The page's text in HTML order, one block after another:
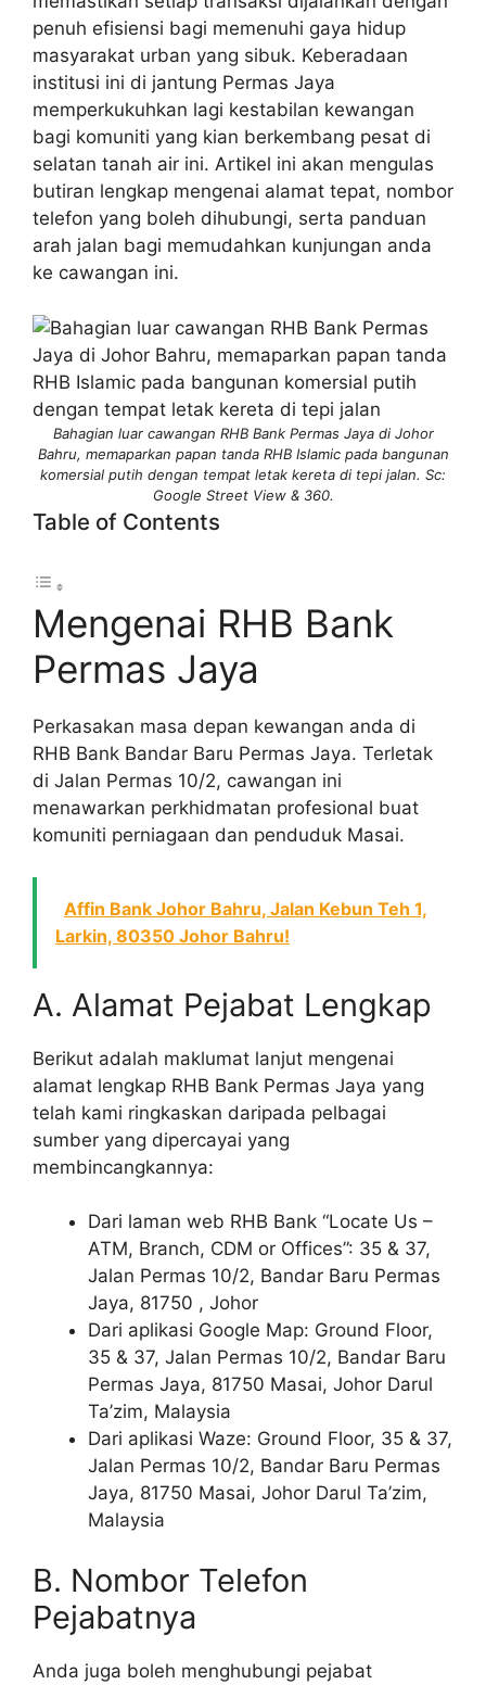
penuh efisiensi bagi memenuhi gaya hidup
masyarakat urban yang sibuk. Keberadaan
institusi ini di jantung Permas Jaya
memperkukuhkan lagi kestabilan kewangan
bagi komuniti yang kian berkembang pesat di
selatan tanah air ini. Artikel ini akan mengulas
butiran lengkap mengenai alamat tepat, nombor
telefon yang boleh dihubungi, serta panduan
arah jalan bagi memudahkan kunjungan anda
ke cawangan ini.
Bahagian luar cawangan RHB Bank Permas Jaya di Johor
Bahru, memaparkan papan tanda RHB Islamic pada bangunan
komersial putih dengan tempat letak kereta di tepi jalan. Sc:
Google Street View & 360.
Table of Contents
Mengenai RHB Bank
Permas Jaya
Perkasakan masa depan kewangan anda di
RHB Bank Bandar Baru Permas Jaya. Terletak
di Jalan Permas 10/2, cawangan ini
menawarkan perkhidmatan profesional buat
komuniti perniagaan dan penduduk Masai.
Affin Bank Johor Bahru, Jalan Kebun Teh 1,
Larkin, 80350 Johor Bahru!
A. Alamat Pejabat Lengkap
Berikut adalah maklumat lanjut mengenai
alamat lengkap RHB Bank Permas Jaya yang
telah kami ringkaskan daripada pelbagai
sumber yang dipercayai yang
membincangkannya:
Dari laman web RHB Bank “Locate Us –
ATM, Branch, CDM or Offices”: 35 & 37,
Jalan Permas 10/2, Bandar Baru Permas
Jaya, 81750 , Johor
Dari aplikasi Google Map: Ground Floor,
35 & 37, Jalan Permas 10/2, Bandar Baru
Permas Jaya, 81750 Masai, Johor Darul
Ta’zim, Malaysia
Dari aplikasi Waze: Ground Floor, 35 & 37,
Jalan Permas 10/2, Bandar Baru Permas
Jaya, 81750 Masai, Johor Darul Ta’zim,
Malaysia
B. Nombor Telefon
Pejabatnya
Anda juga boleh menghubungi pejabat